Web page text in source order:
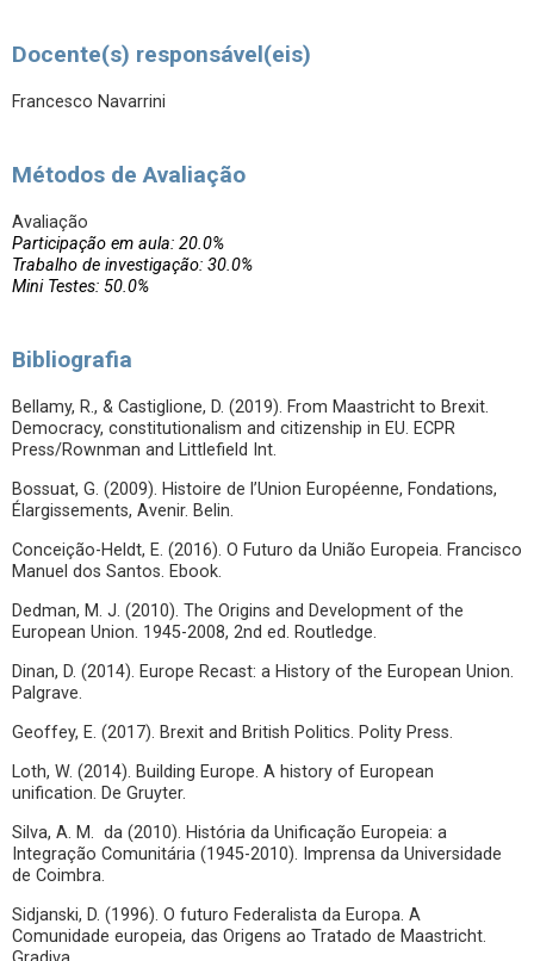
Docente(s) responsável(eis)
Francesco Navarrini
Métodos de Avaliação
Avaliação
Participação em aula: 20.0%
Trabalho de investigação: 30.0%
Mini Testes: 50.0%
Bibliografia
Bellamy, R., & Castiglione, D. (2019). From Maastricht to Brexit.
Democracy, constitutionalism and citizenship in EU. ECPR
Press/Rownman and Littlefield Int.
Bossuat, G. (2009). Histoire de l’Union Européenne, Fondations,
Élargissements, Avenir. Belin.
Conceição-Heldt, E. (2016). O Futuro da União Europeia. Francisco
Manuel dos Santos. Ebook.
Dedman, M. J. (2010). The Origins and Development of the
European Union. 1945-2008, 2nd ed. Routledge.
Dinan, D. (2014). Europe Recast: a History of the European Union.
Palgrave.
Geoffey, E. (2017). Brexit and British Politics. Polity Press.
Loth, W. (2014). Building Europe. A history of European
unification. De Gruyter.
Silva, A. M. da (2010). História da Unificação Europeia: a
Integração Comunitária (1945-2010). Imprensa da Universidade
de Coimbra.
Sidjanski, D. (1996). O futuro Federalista da Europa. A
Comunidade europeia, das Origens ao Tratado de Maastricht.